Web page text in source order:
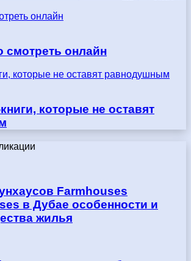
онлайн
смотреть онлайн
которые не оставят равнодушным
которые не оставят
Farmhouses
в Дубае особенности и
жилья